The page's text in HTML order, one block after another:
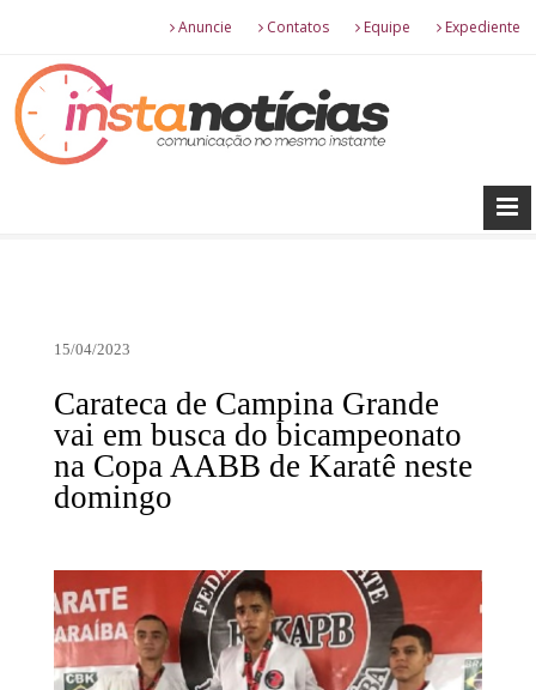
Anuncie Contatos Equipe Expediente
15/04/2023
Carateca de Campina Grande
vai em busca do bicampeonato
na Copa AABB de Karatê neste
domingo